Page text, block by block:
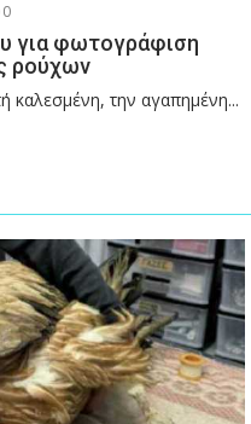
0
για φωτογράφιση
ρούχων
καλεσμένη, την αγαπημένη...